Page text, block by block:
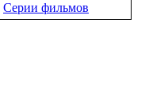
Серии фильмов